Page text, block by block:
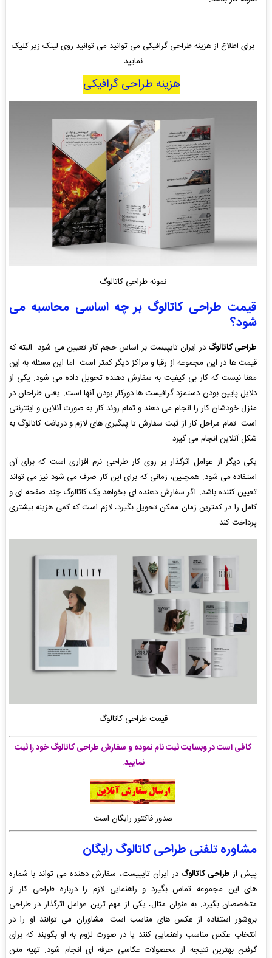
برای اطلاع از هزینه طراحی گرافیکی می توانید می توانید روی لینک زیر کلیک
نمایید
هزینه طراحی گرافیکی
نمونه طراحی کاتالوگ
قیمت طراحی کاتالوگ بر چه اساسی محاسبه می
شود؟
طراحی کاتالوگدر ایران تایپیست بر اساس حجم کار تعیین می شود. البته که
قیمت ها در این مجموعه از رقبا و مراکز دیگر کمتر است. اما این مسئله به این
معنا نیست که کار بی کیفیت به سفارش دهنده تحویل داده می شود. یکی از
دلایل پایین بودن دستمزد گرافیست ها دورکار بودن آنها است. یعنی طراحان در
منزل خودشان کار را انجام می دهند و تمام روند کار به صورت آنلاین و اینترنتی
است. تمام مراحل کار از ثبت سفارش تا پیگیری های لازم و دریافت کاتالوگ به
شکل آنلاین انجام می گیرد.
یکی دیگر از عوامل اثرگذار بر روی کار طراحی نرم افزاری است که برای آن
استفاده می شود. همچنین، زمانی که برای این کار صرف می شود نیز می تواند
تعیین کننده باشد. اگر سفارش دهنده ای بخواهد یک کاتالوگ چند صفحه ای و
کامل را در کمترین زمان ممکن تحویل بگیرد، لازم است که کمی هزینه بیشتری
پرداخت کند.
قیمت طراحی کاتالوگ
کافی است در وبسایت ثبت نام نموده و سفارش طراحی کاتالوگ خود را ثبت
نمایید.
صدور فاکتور رایگان است
مشاوره تلفنی طراحی کاتالوگ رایگان
پیش ازطراحی کاتالوگدر ایران تایپیست، سفارش دهنده می تواند با شماره
های این مجموعه تماس بگیرد و راهنمایی لازم را درباره طراحی کار از
متخصصان بگیرد. به عنوان مثال، یکی از مهم ترین عوامل اثرگذار در طراحی
بروشور استفاده از عکس های مناسب است. مشاوران می توانند او را در
انتخاب عکس مناسب راهنمایی کنند یا در صورت لزوم به او بگویند که برای
گرفتن بهترین نتیجه از محصولات عکاسی حرفه ای انجام شود. تهیه متن